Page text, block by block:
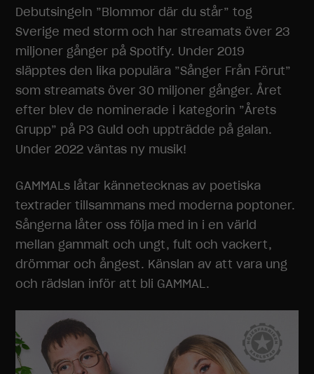
Debutsingeln ”Blommor där du står” tog
Sverige med storm och har streamats över 23
miljoner gånger på Spotify. Under 2019
släpptes den lika populära ”Sånger Från Förut”
som streamats över 30 miljoner gånger. Året
efter blev de nominerade i kategorin ”Årets
Grupp” på P3 Guld och uppträdde på galan.
Under 2022 väntas ny musik!
GAMMALs låtar kännetecknas av poetiska
textrader tillsammans med moderna poptoner.
Sångerna låter oss följa med in i en värld
mellan gammalt och ungt, fult och vackert,
drömmar och ångest. Känslan av att vara ung
och rädslan inför att bli GAMMAL.